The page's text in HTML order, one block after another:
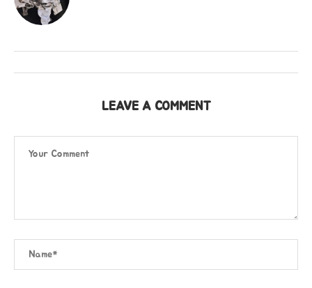
LEAVE A COMMENT